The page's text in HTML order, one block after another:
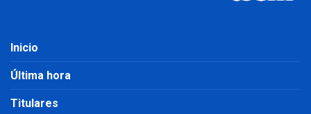
Inicio
Última hora
Titulares